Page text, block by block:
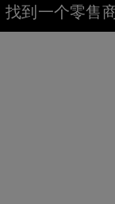
找到一个零售